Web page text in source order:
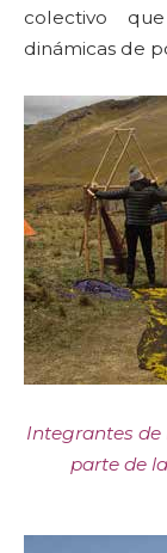
colectivo
dinámicas de
Integrantes de
parte de